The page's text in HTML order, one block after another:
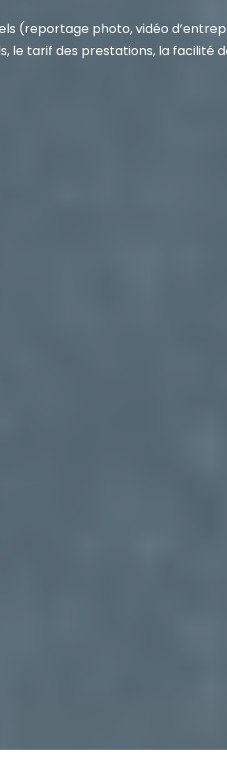
(reportage photo,vidéo
le tarif des prestations, la facilité